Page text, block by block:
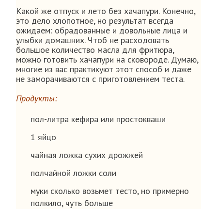
Какой же отпуск и лето без хачапури. Конечно,
это дело хлопотное, но результат всегда
ожидаем: обрадованные и довольные лица и
улыбки домашних. Чтоб не расходовать
большое количество масла для фритюра,
можно готовить хачапури на сковороде. Думаю,
многие из вас практикуют этот способ и даже
не заморачиваются с приготовлением теста.
Продукты:
пол-литра кефира или простокваши
1 яйцо
чайная ложка сухих дрожжей
полчайной ложки соли
муки сколько возьмет тесто, но примерно
полкило, чуть больше